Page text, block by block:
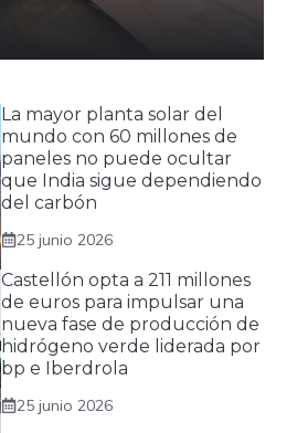
La mayor planta solar del
mundo con 60 millones de
paneles no puede ocultar
que India sigue dependiendo
del carbón
25 junio 2026
Castellón opta a 211 millones
de euros para impulsar una
nueva fase de producción de
hidrógeno verde liderada por
bp e Iberdrola
25 junio 2026